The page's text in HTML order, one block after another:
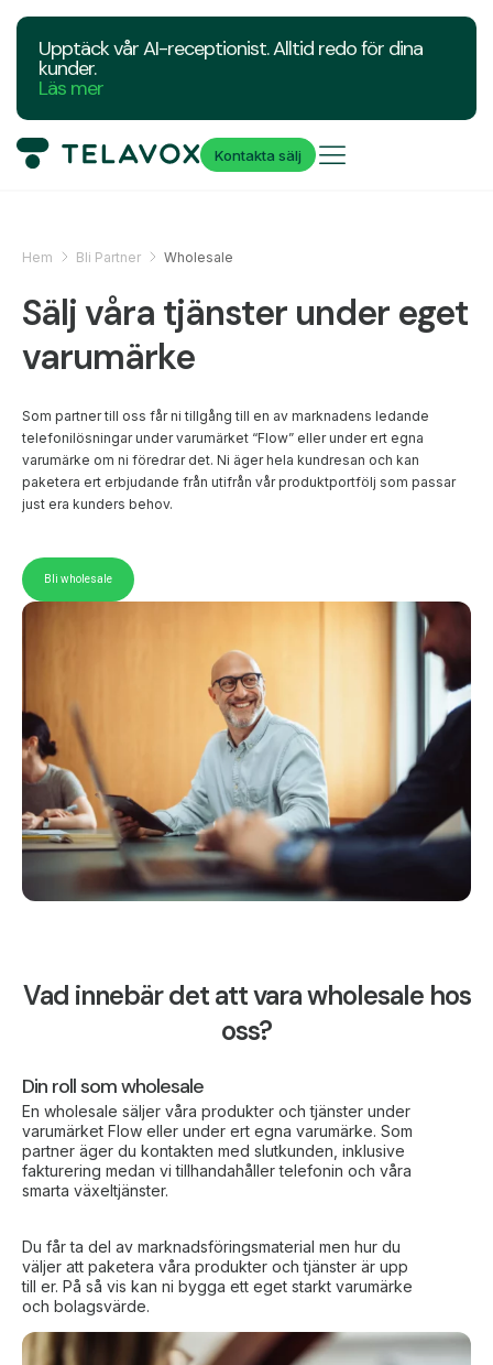
Upptäck vår AI-receptionist. Alltid redo för dina
kunder.
Läs mer
Kontakta sälj
Hem Bli Partner Wholesale
Sälj våra tjänster under eget
varumärke
Som partner till oss får ni tillgång till en av marknadens ledande
telefonilösningar under varumärket “Flow” eller under ert egna
varumärke om ni föredrar det. Ni äger hela kundresan och kan
paketera ert erbjudande från utifrån vår produktportfölj som passar
just era kunders behov.
Bli wholesale
Vad innebär det att vara wholesale hos
oss?
Din roll som wholesale
En wholesale säljer våra produkter och tjänster under
varumärket Flow eller under ert egna varumärke. Som
partner äger du kontakten med slutkunden, inklusive
fakturering medan vi tillhandahåller telefonin och våra
smarta växeltjänster.
Du får ta del av marknadsföringsmaterial men hur du
väljer att paketera våra produkter och tjänster är upp
till er. På så vis kan ni bygga ett eget starkt varumärke
och bolagsvärde.